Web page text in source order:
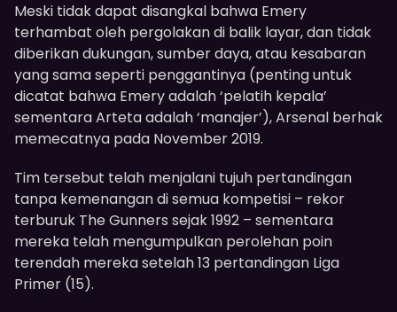
Meski tidak dapat disangkal bahwa Emery
terhambat oleh pergolakan di balik layar, dan tidak
diberikan dukungan, sumber daya, atau kesabaran
yang sama seperti penggantinya (penting untuk
dicatat bahwa Emery adalah ‘pelatih kepala’
sementara Arteta adalah ‘manajer’), Arsenal berhak
memecatnya pada November 2019.
Tim tersebut telah menjalani tujuh pertandingan
tanpa kemenangan di semua kompetisi – rekor
terburuk The Gunners sejak 1992 – sementara
mereka telah mengumpulkan perolehan poin
terendah mereka setelah 13 pertandingan Liga
Primer (15).